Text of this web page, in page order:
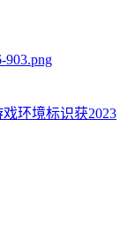
环境标识获2023